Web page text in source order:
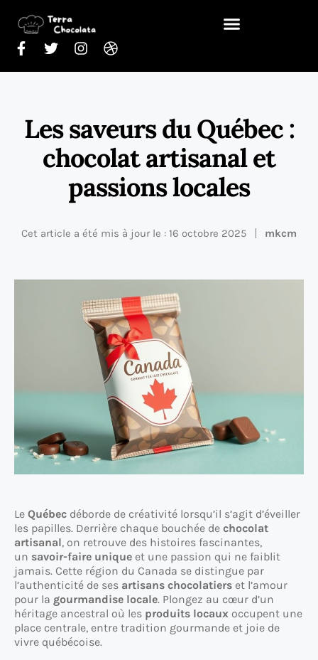
Les saveurs du Québec :
chocolat artisanal et
passions locales
Cet article a été mis à jour le : 16 octobre 2025 mkcm
Le Québec déborde de créativité lorsqu’il s’agit d’éveiller
les papilles. Derrière chaque bouchée de chocolat
artisanal, on retrouve des histoires fascinantes,
un savoir-faire unique et une passion qui ne faiblit
jamais. Cette région du Canada se distingue par
l’authenticité de ses artisans chocolatiers et l’amour
pour la gourmandise locale. Plongez au cœur d’un
héritage ancestral où les produits locaux occupent une
place centrale, entre tradition gourmande et joie de
vivre québécoise.